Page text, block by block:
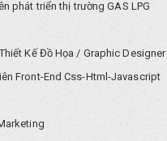
phát triển thị trường GAS LPG
Kế Đồ Họa / Graphic Designer
Front-End Css-Html-Javascript